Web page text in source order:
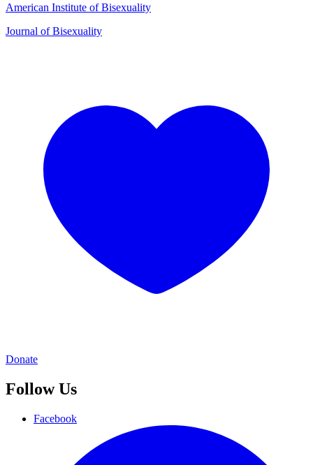
American Institute of Bisexuality
Journal of Bisexuality
Donate
Follow Us
Facebook